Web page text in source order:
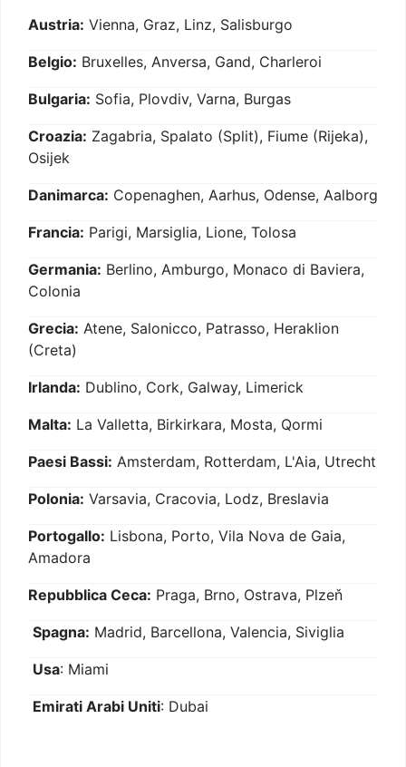
Austria: Vienna, Graz, Linz, Salisburgo
Belgio: Bruxelles, Anversa, Gand, Charleroi
Bulgaria: Sofia, Plovdiv, Varna, Burgas
Croazia: Zagabria, Spalato (Split), Fiume (Rijeka),
Osijek
Danimarca: Copenaghen, Aarhus, Odense, Aalborg
Francia: Parigi, Marsiglia, Lione, Tolosa
Germania: Berlino, Amburgo, Monaco di Baviera,
Colonia
Grecia: Atene, Salonicco, Patrasso, Heraklion
(Creta)
Irlanda: Dublino, Cork, Galway, Limerick
Malta: La Valletta, Birkirkara, Mosta, Qormi
Paesi Bassi: Amsterdam, Rotterdam, L'Aia, Utrecht
Polonia: Varsavia, Cracovia, Lodz, Breslavia
Portogallo: Lisbona, Porto, Vila Nova de Gaia,
Amadora
Repubblica Ceca: Praga, Brno, Ostrava, Plzeň
Spagna: Madrid, Barcellona, Valencia, Siviglia
Usa: Miami
Emirati Arabi Uniti: Dubai